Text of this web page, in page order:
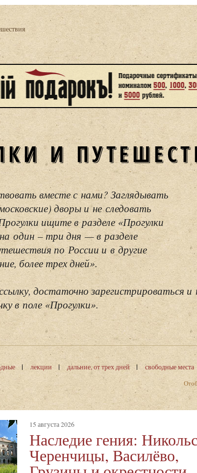
И
вместе с нами? Заглядывать
дворы и не следовать
ищите в разделе «Прогулки
один – три дня — в разделе
по России и в другие
более трех дней».
достаточно зарегистрироваться и
в поле «Прогулки».
лекции дальние, от трех дней
свободные места
15 августа 2026
Наследие гения:
Черенчицы, Василёво,